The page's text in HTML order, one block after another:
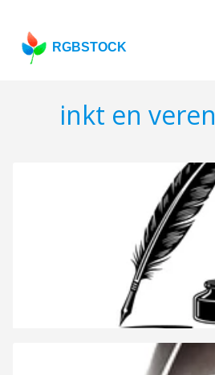
RGBSTOCK
inkt en veren